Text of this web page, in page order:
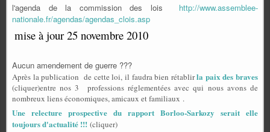
l'agenda de la commission des lois http://www.assemblee-
nationale.fr/agendas/agendas_clois.asp
mise à jour 25 novembre 2010
Aucun amendement de guerre ???
Après la publication de cette loi, il faudra bien rétablirla paix des braves
(cliquer)entre nos 3
professions réglementées avec qui nous avons de
nombreux liens économiques, amicaux et familiaux .
Une relecture prospective du rapport Borloo-Sarkozy serait elle
toujours d'actualité !!! (cliquer)